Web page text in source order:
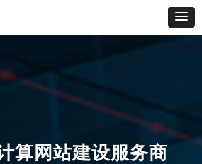
算网站建设服务商